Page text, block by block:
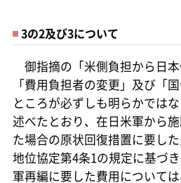
3の2及び3について
御指摘の「米側負担から日本
「費用負担者の変更」及び「
ところが必ずしも明らかでは
述べたとおり、在日米軍から
た場合の原状回復措置に要し
地位協定第4条1の規定に基づ
軍再編に要した費用について